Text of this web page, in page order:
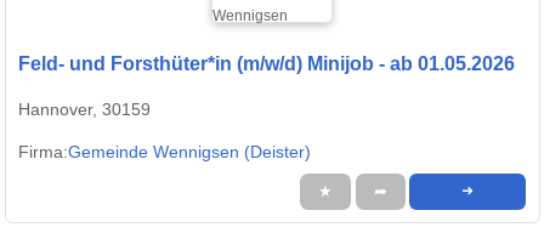
Feld- und Forsthüter*in (m/w/d) Minijob - ab 01.05.2026
Hannover, 30159
Firma:Gemeinde Wennigsen (Deister)
★ ➦ ➜